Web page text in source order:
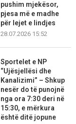
pushim mjekësor,
pjesa më e madhe
për lejet e lindjes
28.07.2026 15:52
Sportelet e NP
“Ujësjellësi dhe
Kanalizimi” – Shkup
nesër do të punojnë
nga ora 7:30 deri në
15:30, e mërkura
është ditë jopune